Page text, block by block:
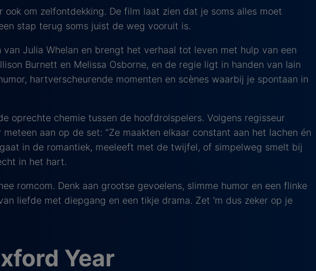
ook om zelfontdekking. De film laat zien dat je soms alles moet
stap terug soms juist de weg vooruit is.
Julia Whelan en brengt het verhaal tot leven met hulp van een
Burnett en Melissa Osborne, en de regie ligt in handen van Iain
hartverscheurende momenten en scènes waarbij je spontaan in
oprechte chemie tussen de hoofdrolspelers. Volgens regisseur
aan op de set: “Ze maakten elkaar constant aan het lachen én
in de romantiek, meeleeft met de twijfel, of simpelweg smelt bij
in het hart.
romcom. Denk aan grootse gevoelens, slimme humor en een flinke
liefde met diepgang en een tikje drama. Zet 'm dus zeker op je
Year